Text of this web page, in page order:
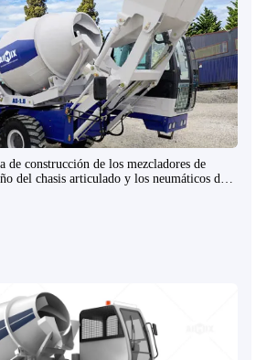
construcción de los mezcladores de
del chasis articulado y los neumáticos de